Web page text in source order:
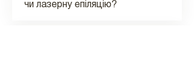
чи лазерну епіляцію?